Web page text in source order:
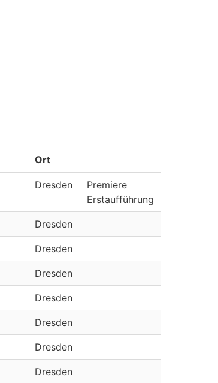
Ort
Dresden
Premiere
Erstaufführung
Dresden
Dresden
Dresden
Dresden
Dresden
Dresden
Dresden